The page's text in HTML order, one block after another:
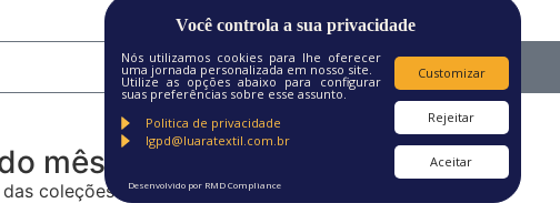
mês.
coleções de malhas mais amadas do Brasil!
Você controla a sua privacidade
Nós utilizamos cookies para lhe oferecer
uma jornada personalizada em nosso site.
Utilize as opções abaixo para configurar
suas preferências sobre esse assunto.
Politica de privacidade
lgpd@luaratextil.com.br
Customizar
Rejeitar
Aceitar
Desenvolvido por RMD Compliance